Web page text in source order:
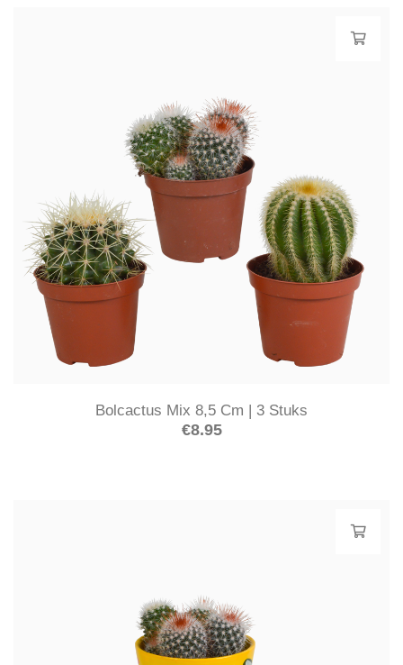
Bolcactus Mix 8,5 Cm | 3 Stuks
€8.95